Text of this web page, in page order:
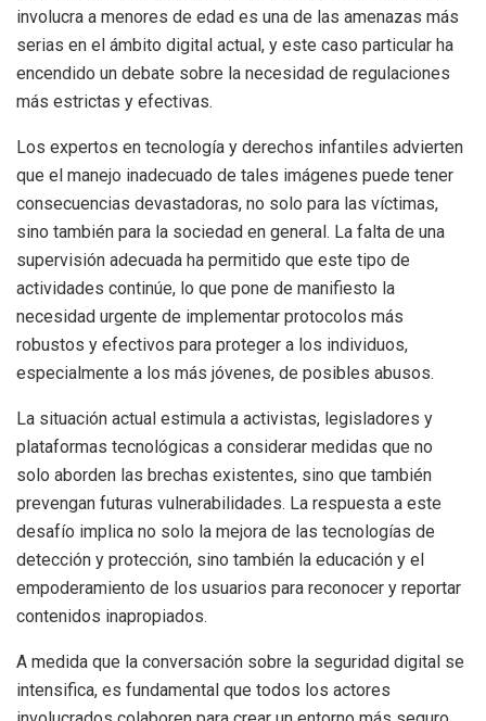
involucra a menores de edad es una de las amenazas más
serias en el ámbito digital actual, y este caso particular ha
encendido un debate sobre la necesidad de regulaciones
más estrictas y efectivas.
Los expertos en tecnología y derechos infantiles advierten
que el manejo inadecuado de tales imágenes puede tener
consecuencias devastadoras, no solo para las víctimas,
sino también para la sociedad en general. La falta de una
supervisión adecuada ha permitido que este tipo de
actividades continúe, lo que pone de manifiesto la
necesidad urgente de implementar protocolos más
robustos y efectivos para proteger a los individuos,
especialmente a los más jóvenes, de posibles abusos.
La situación actual estimula a activistas, legisladores y
plataformas tecnológicas a considerar medidas que no
solo aborden las brechas existentes, sino que también
prevengan futuras vulnerabilidades. La respuesta a este
desafío implica no solo la mejora de las tecnologías de
detección y protección, sino también la educación y el
empoderamiento de los usuarios para reconocer y reportar
contenidos inapropiados.
A medida que la conversación sobre la seguridad digital se
intensifica, es fundamental que todos los actores